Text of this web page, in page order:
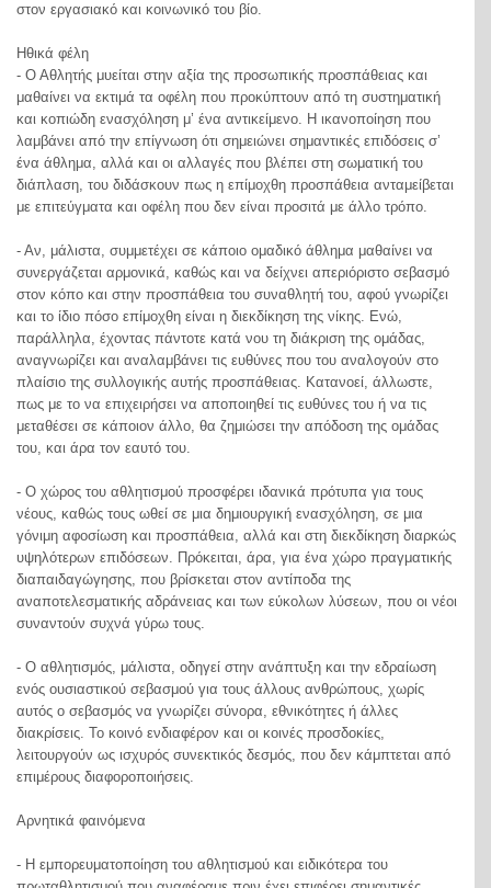
στον εργασιακό και κοινωνικό του βίο.
Ηθικά φέλη
- Ο Αθλητής μυείται στην αξία της προσωπικής προσπάθειας και
μαθαίνει να εκτιμά τα οφέλη που προκύπτουν από τη συστηματική
και κοπιώδη ενασχόληση μ’ ένα αντικείμενο. Η ικανοποίηση που
λαμβάνει από την επίγνωση ότι σημειώνει σημαντικές επιδόσεις σ’
ένα άθλημα, αλλά και οι αλλαγές που βλέπει στη σωματική του
διάπλαση, του διδάσκουν πως η επίμοχθη προσπάθεια ανταμείβεται
με επιτεύγματα και οφέλη που δεν είναι προσιτά με άλλο τρόπο.
- Αν, μάλιστα, συμμετέχει σε κάποιο ομαδικό άθλημα μαθαίνει να
συνεργάζεται αρμονικά, καθώς και να δείχνει απεριόριστο σεβασμό
στον κόπο και στην προσπάθεια του συναθλητή του, αφού γνωρίζει
και το ίδιο πόσο επίμοχθη είναι η διεκδίκηση της νίκης. Ενώ,
παράλληλα, έχοντας πάντοτε κατά νου τη διάκριση της ομάδας,
αναγνωρίζει και αναλαμβάνει τις ευθύνες που του αναλογούν στο
πλαίσιο της συλλογικής αυτής προσπάθειας. Κατανοεί, άλλωστε,
πως με το να επιχειρήσει να αποποιηθεί τις ευθύνες του ή να τις
μεταθέσει σε κάποιον άλλο, θα ζημιώσει την απόδοση της ομάδας
του, και άρα τον εαυτό του.
- Ο χώρος του αθλητισμού προσφέρει ιδανικά πρότυπα για τους
νέους, καθώς τους ωθεί σε μια δημιουργική ενασχόληση, σε μια
γόνιμη αφοσίωση και προσπάθεια, αλλά και στη διεκδίκηση διαρκώς
υψηλότερων επιδόσεων. Πρόκειται, άρα, για ένα χώρο πραγματικής
διαπαιδαγώγησης, που βρίσκεται στον αντίποδα της
αναποτελεσματικής αδράνειας και των εύκολων λύσεων, που οι νέοι
συναντούν συχνά γύρω τους.
- Ο αθλητισμός, μάλιστα, οδηγεί στην ανάπτυξη και την εδραίωση
ενός ουσιαστικού σεβασμού για τους άλλους ανθρώπους, χωρίς
αυτός ο σεβασμός να γνωρίζει σύνορα, εθνικότητες ή άλλες
διακρίσεις. Το κοινό ενδιαφέρον και οι κοινές προσδοκίες,
λειτουργούν ως ισχυρός συνεκτικός δεσμός, που δεν κάμπτεται από
επιμέρους διαφοροποιήσεις.
Αρνητικά φαινόμενα
- Η εμπορευματοποίηση του αθλητισμού και ειδικότερα του